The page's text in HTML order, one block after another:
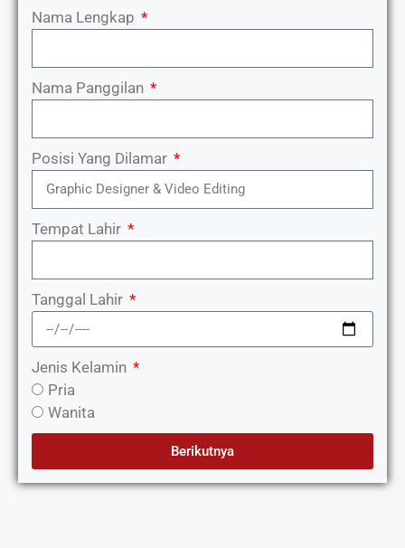
Nama Lengkap
Nama Panggilan
Posisi Yang Dilamar
Tempat Lahir
Tanggal Lahir
Jenis Kelamin
Pria
Wanita
Berikutnya